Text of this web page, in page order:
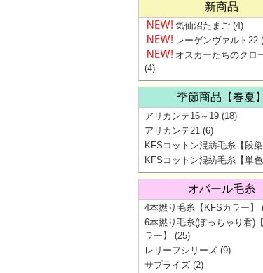
新商品
気仙沼たまご (4)
レーゲンヴァルト22
オスカーたちのクロ
(4)
季節商品【春夏】
アリカンテ16～19 (18)
アリカンテ21 (6)
KFSコットン混紡毛糸【段染
KFSコットン混紡毛糸【単色
オパール毛糸
4本撚り毛糸【KFSカラー】
6本撚り毛糸(ぽっちゃり君)
ラー】
(25)
レリーフシリーズ (9)
サプライズ (2)